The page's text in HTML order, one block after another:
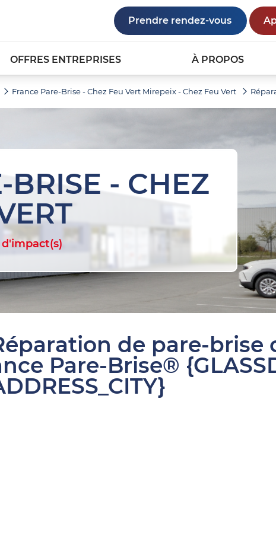
Prendre rendez-vous
OFFRES ENTREPRISES À PROPOS
France Pare-Brise - Chez Feu Vert Mirepeix - Chez Feu Vert
BRISE - CHEZ
de pare-brise
Pare-Brise®